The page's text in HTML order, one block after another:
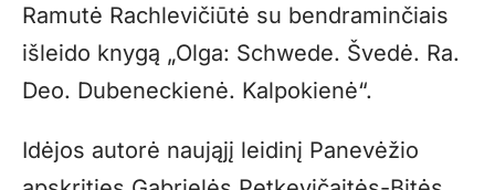
Ramutė Rachlevičiūtė su bendraminčiais
išleido knygą „Olga: Schwede. Švedė. Ra.
Deo. Dubeneckienė. Kalpokienė“.
Idėjos autorė naująjį leidinį Panevėžio